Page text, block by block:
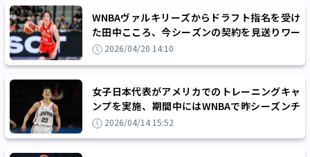
WNBAヴァルキリーズからドラフト指名を受け
た田中こころ、今シーズンの契約を見送りワー
ルドカップとWリーグに向けた活動に専念
2026/04/20 14:10
女子日本代表がアメリカでのトレーニングキャ
ンプを実施、期間中にはWNBAで昨シーズンチ
ャンピオンに輝いたエーシズなどと対戦予定
2026/04/14 15:52